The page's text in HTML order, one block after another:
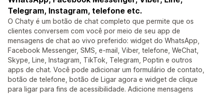
Telegram, Instagram, telefone etc.
O Chaty é um botão de chat completo que permite que os
clientes conversem com você por meio de seu app de
mensagens de chat ao vivo preferido: widget do WhatsApp,
Facebook Messenger, SMS, e-mail, Viber, telefone, WeChat,
Skype, Line, Instagram, TikTok, Telegram, Poptin e outros
apps de chat. Você pode adicionar um formulário de contato,
botão de telefone, botão de Ligar agora e widget de clique
para ligar para fins de acessibilidade. Adicione mensagens